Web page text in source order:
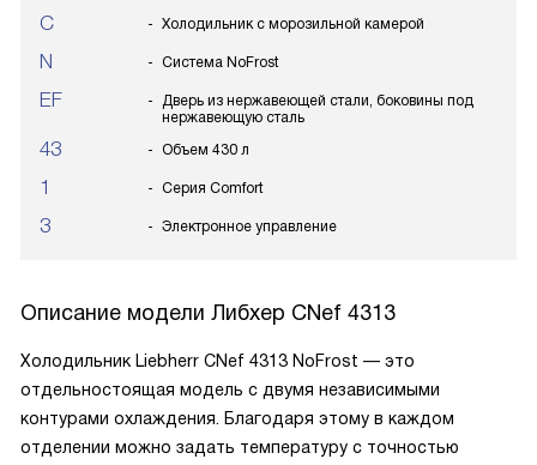
C Холодильник с морозильной камерой
N Система NoFrost
EF
Дверь из нержавеющей стали, боковины под
нержавеющую сталь
43 Объем 430 л
1 Серия Comfort
3 Электронное управление
Описание модели Либхер CNef 4313
Холодильник Liebherr CNef 4313 NoFrost — это
отдельностоящая модель с двумя независимыми
контурами охлаждения. Благодаря этому в каждом
отделении можно задать температуру с точностью